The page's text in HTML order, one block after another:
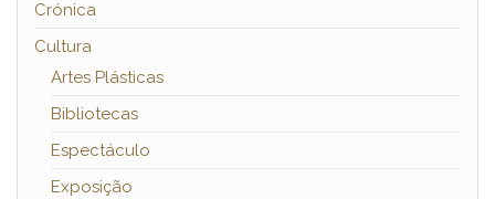
Crónica
Cultura
Artes Plásticas
Bibliotecas
Espectáculo
Exposição